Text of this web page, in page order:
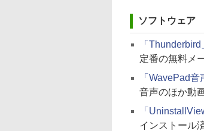
ソフトウェア
「
定番の無料メ
「WavePad
音声のほか動
「
インストール